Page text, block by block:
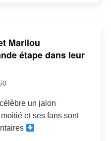
Marilou
étape dans leur
un jalon
et ses fans sont